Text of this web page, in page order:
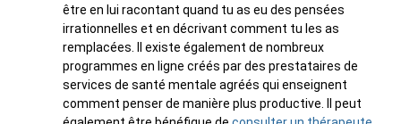
être en lui racontant quand tu as eu des pensées
irrationnelles et en décrivant comment tu les as
remplacées. Il existe également de nombreux
programmes en ligne créés par des prestataires de
services de santé mentale agréés qui enseignent
comment penser de manière plus productive. Il peut